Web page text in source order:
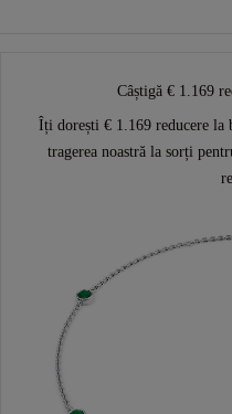
Câștigă € 1.169
Îți dorești € 1.169 reducere la
tragerea noastră la sorți